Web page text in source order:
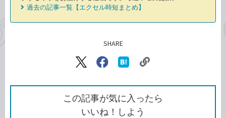
過去の記事一覧【エクセル時短まとめ】
SHARE
X（旧
で
シ
ェ
ア
Facebook
シ
ェ
ア
な
ブ
ッ
ク
ク
を
コ
この記事が気に入ったら
いいね！しよう